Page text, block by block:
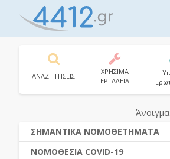
ΑΝΑΖΗΤΗΣΕΙΣ
ΧΡΗΣΙΜΑ
ΕΡΓΑΛΕΙΑ
ΣΗΜΑΝΤΙΚΑ ΝΟΜΟΘΕΤΗΜΑΤΑ
ΔΗΜΟΣΙΕΣ ΣΥΜΒΑΣΕΙΣ (Ν. 4412/
ΝΟΜΟΘΕΣΙΑ COVID-19